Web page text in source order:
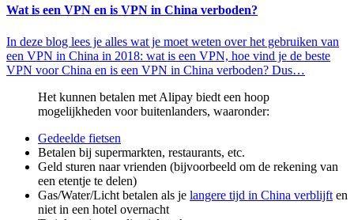
Wat is een VPN en is VPN in China verboden?
In deze blog lees je alles wat je moet weten over het gebruiken van
een VPN in China in 2018: wat is een VPN, hoe vind je de beste
VPN voor China en is een VPN in China verboden? Dus…
Het kunnen betalen met Alipay biedt een hoop
mogelijkheden voor buitenlanders, waaronder:
Gedeelde fietsen
Betalen bij supermarkten, restaurants, etc.
Geld sturen naar vrienden (bijvoorbeeld om de rekening van
een etentje te delen)
Gas/Water/Licht betalen als je langere tijd in China verblijft en
niet in een hotel overnacht